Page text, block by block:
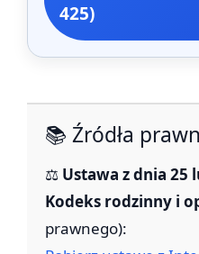
425)
📚 Źródła
⚖️ Ustawa z dnia 25
Kodeks rodzinny i
prawnego):